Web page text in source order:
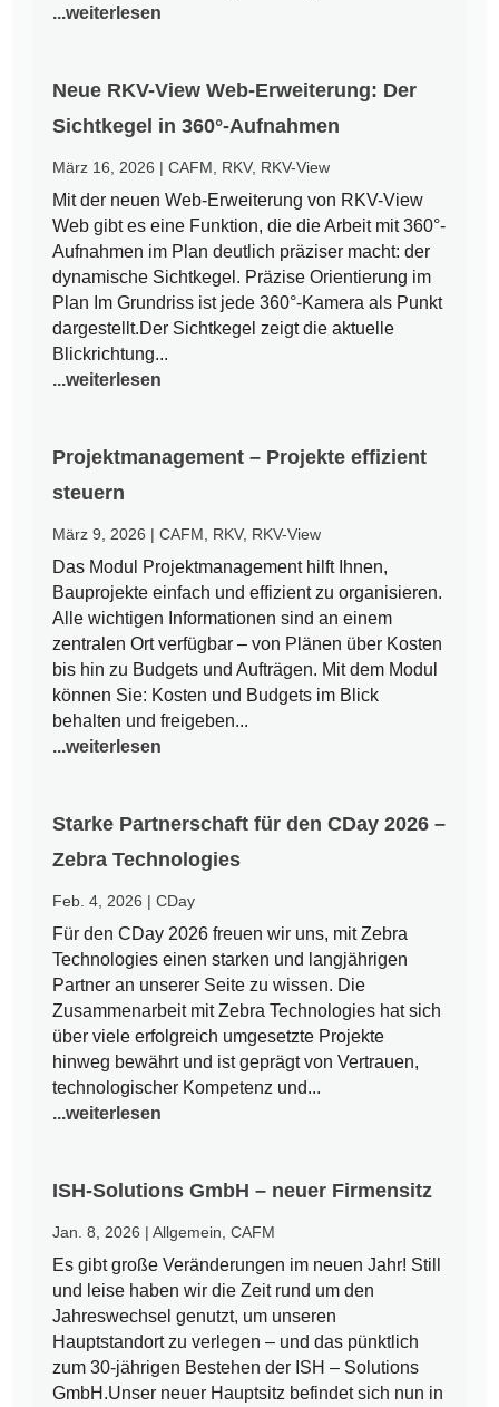
...weiterlesen
Neue RKV-View Web-Erweiterung: Der
Sichtkegel in 360°-Aufnahmen
März 16, 2026 |CAFM RKV, RKV-View
Mit der neuen Web-Erweiterung von RKV-View
Web gibt es eine Funktion, die die Arbeit mit 360°-
Aufnahmen im Plan deutlich präziser macht: der
dynamische Sichtkegel. Präzise Orientierung im
Plan Im Grundriss ist jede 360°-Kamera als Punkt
dargestellt.Der Sichtkegel zeigt die aktuelle
Blickrichtung...
...weiterlesen
Projektmanagement – Projekte effizient
steuern
März 9, 2026 |CAFM RKV, RKV-View
Das Modul Projektmanagement hilft Ihnen,
Bauprojekte einfach und effizient zu organisieren.
Alle wichtigen Informationen sind an einem
zentralen Ort verfügbar – von Plänen über Kosten
bis hin zu Budgets und Aufträgen. Mit dem Modul
können Sie: Kosten und Budgets im Blick
behalten und freigeben...
...weiterlesen
Starke Partnerschaft für den CDay 2026 –
Zebra Technologies
Feb. 4, 2026 |CDay
Für den CDay 2026 freuen wir uns, mit Zebra
Technologies einen starken und langjährigen
Partner an unserer Seite zu wissen. Die
Zusammenarbeit mit Zebra Technologies hat sich
über viele erfolgreich umgesetzte Projekte
hinweg bewährt und ist geprägt von Vertrauen,
technologischer Kompetenz und...
...weiterlesen
ISH-Solutions GmbH – neuer Firmensitz
Jan. 8, 2026 |Allgemein ,CAFM
Es gibt große Veränderungen im neuen Jahr! Still
und leise haben wir die Zeit rund um den
Jahreswechsel genutzt, um unseren
Hauptstandort zu verlegen – und das pünktlich
zum 30-jährigen Bestehen der ISH – Solutions
GmbH.Unser neuer Hauptsitz befindet sich nun in